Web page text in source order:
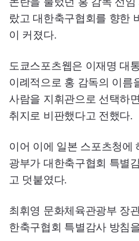
랐고 대한축구협회를 향한
이 커졌다.
도쿄스포츠웹은 이재명 대
이례적으로 홍 감독의 이름
사람을 지휘관으로 선택하
취지로 비판했다고 전했다.
이어 이에 일본 스포츠청에
광부가 대한축구협회 특별
고 덧붙였다.
최휘영 문화체육관광부 장
한축구협회 특별감사 방침